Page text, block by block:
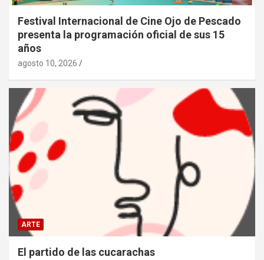
Festival Internacional de Cine Ojo de Pescado
presenta la programación oficial de sus 15
años
agosto 10, 2026
ARTE
El partido de las cucarachas